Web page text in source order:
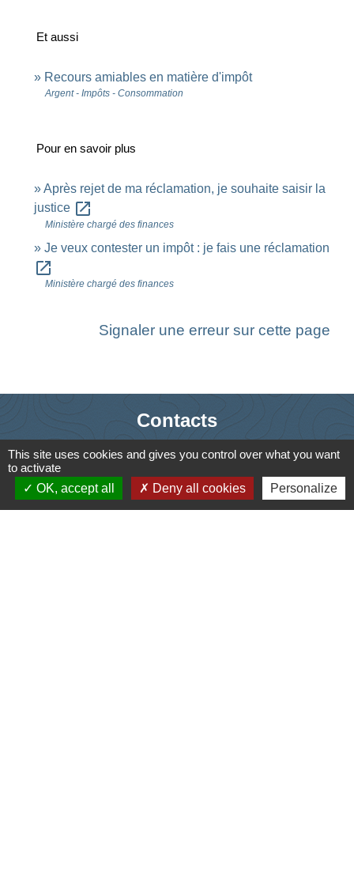
Et aussi
Recours amiables en matière d'impôt
Argent - Impôts - Consommation
Pour en savoir plus
Après rejet de ma réclamation, je souhaite saisir la
justice open_in_new
Ministère chargé des finances
Je veux contester un impôt : je fais une réclamation
open_in_new
Ministère chargé des finances
Signaler une erreur sur cette page
Contacts
Commune de Saint-Ouen-d'Aunis
17230 Saint-Ouen-d'Aunis - FRANCE
This site uses cookies and gives you control over what you want
to activate
OK, accept all
Deny all cookies Personalize